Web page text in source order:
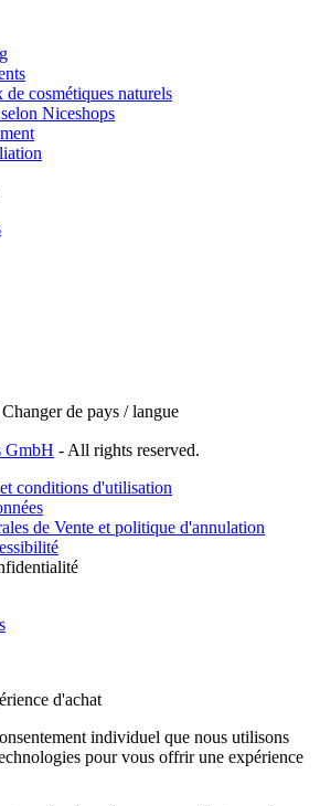
cosmétiques naturels
Niceshops
Changer de pays / langue
GmbH - All rights reserved.
conditions d'utilisation
de Vente et politique d'annulation
d'achat
individuel que nous utilisons
pour vous offrir une expérience